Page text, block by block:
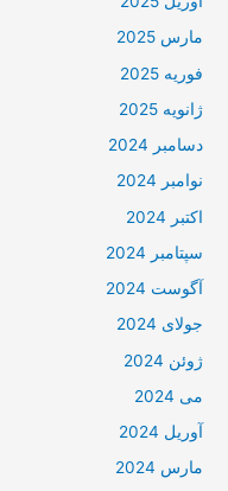
مارس 2025
فوریه 2025
ژانویه 2025
دسامبر 2024
نوامبر 2024
اکتبر 2024
سپتامبر 2024
آگوست 2024
جولای 2024
ژوئن 2024
می 2024
آوریل 2024
مارس 2024